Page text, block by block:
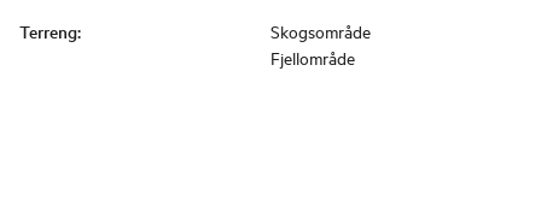
Terreng:
Skogsområde
Fjellområde